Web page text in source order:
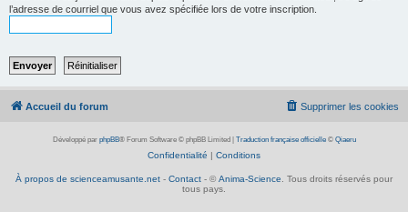
l’adresse de courriel que vous avez spécifiée lors de votre inscription.
Accueil du forum Supprimer les cookies
Développé par phpBB® Forum Software © phpBB Limited Traduction française officielle© Qiaeru
Confidentialité | Conditions
À propos de scienceamusante.net - Contact - © Anima-Science . Tous droits réservés pour
tous pays.